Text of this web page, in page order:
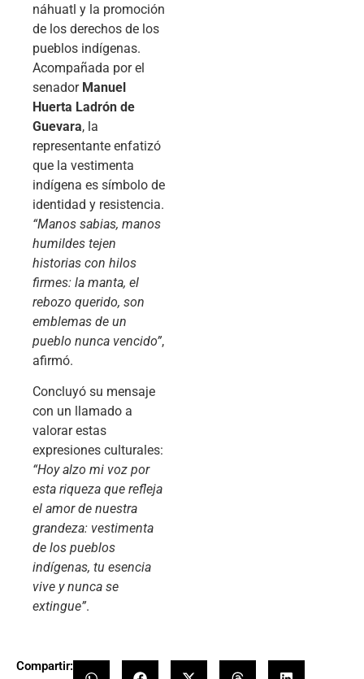
náhuatl y la promoción
de los derechos de los
pueblos indígenas.
Acompañada por el
senador Manuel
Huerta Ladrón de
Guevara, la
representante enfatizó
que la vestimenta
indígena es símbolo de
identidad y resistencia.
“Manos sabias, manos
humildes tejen
historias con hilos
firmes: la manta, el
rebozo querido, son
emblemas de un
pueblo nunca vencido”,
afirmó.
Concluyó su mensaje
con un llamado a
valorar estas
expresiones culturales:
“Hoy alzo mi voz por
esta riqueza que refleja
el amor de nuestra
grandeza: vestimenta
de los pueblos
indígenas, tu esencia
vive y nunca se
extingue”.
Compartir: